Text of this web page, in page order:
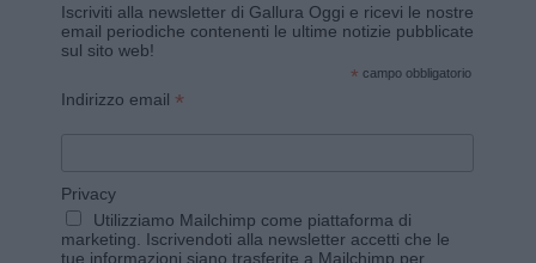
Iscriviti alla newsletter di Gallura Oggi e ricevi le nostre
email periodiche contenenti le ultime notizie pubblicate
sul sito web!
* campo obbligatorio
Indirizzo email *
Privacy
Utilizziamo Mailchimp come piattaforma di
marketing. Iscrivendoti alla newsletter accetti che le
tue informazioni siano trasferite a Mailchimp per